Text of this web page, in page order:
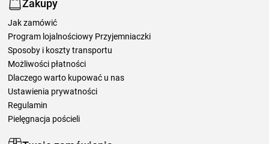
Zakupy
Jak zamówić
Program lojalnościowy Przyjemniaczki
Sposoby i koszty transportu
Możliwości płatności
Dlaczego warto kupować u nas
Ustawienia prywatności
Regulamin
Pielęgnacja pościeli